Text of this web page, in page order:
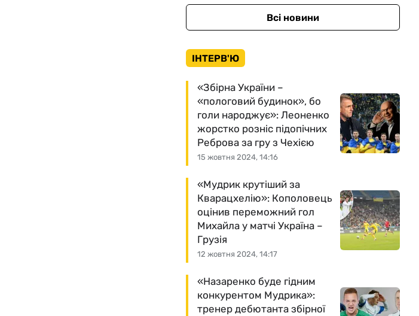
Всі новини
ІНТЕРВ'Ю
15 жовтня 2024, 14:16
«Збірна України –
«пологовий будинок», бо
голи народжує»: Леоненко
жорстко розніс підопічних
Реброва за гру з Чехією
12 жовтня 2024, 14:17
«Мудрик крутіший за
Кварацхелію»: Кополовець
оцінив переможний гол
Михайла у матчі Україна –
Грузія
«Назаренко буде гідним
конкурентом Мудрика»:
тренер дебютанта збірної